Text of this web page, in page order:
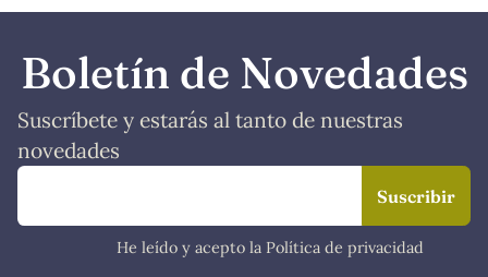
Boletín de Novedades
Suscríbete y estarás al tanto de nuestras
novedades
He leído y acepto la Política de privacidad